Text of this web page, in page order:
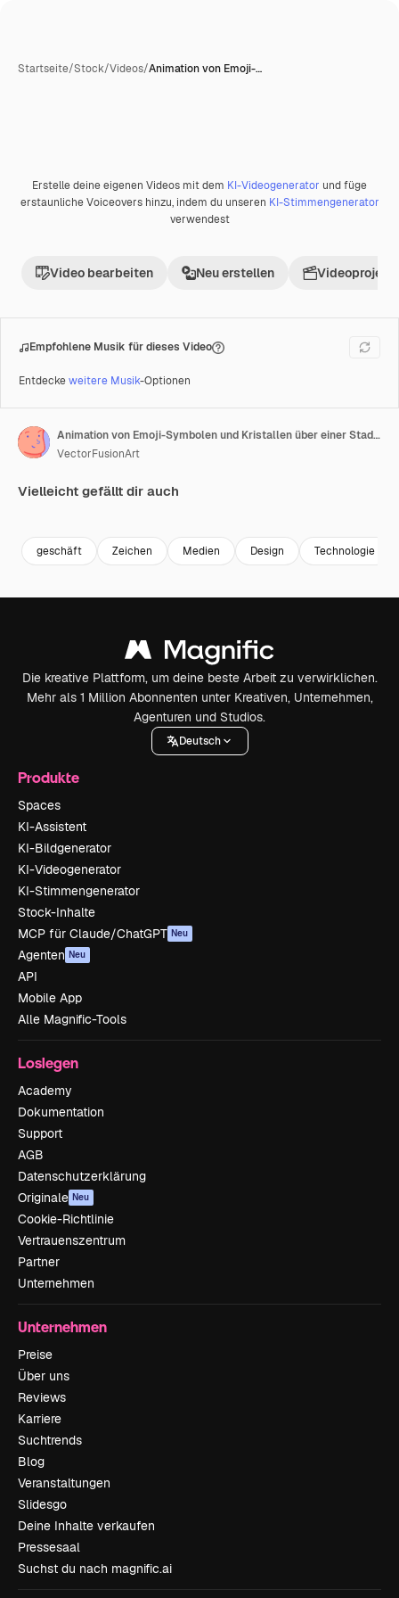
Startseite/Stock/Videos/Animation von Emoji-…
PremiumKI-generiert
Erstelle deine eigenen Videos mit dem KI-Videogenerator und füge
erstaunliche Voiceovers hinzu, indem du unseren KI-Stimmengenerator
verwendest
Video bearbeiten Neu erstellen Videoprojekt
Empfohlene Musik für dieses Video
Entdeckeweitere Musik-Optionen
Animation von Emoji-Symbolen und Kristallen über einer Stadtlandschaft
VectorFusionArt
Vielleicht gefällt dir auch
geschäft Zeichen Medien Design Technologie
Die kreative Plattform, um deine beste Arbeit zu verwirklichen.
Mehr als 1 Million Abonnenten unter Kreativen, Unternehmen,
Agenturen und Studios.
Deutsch
Produkte
Spaces
KI-Assistent
KI-Bildgenerator
KI-Videogenerator
KI-Stimmengenerator
Stock-Inhalte
MCP für Claude/ChatGPT Neu
Agenten Neu
API
Mobile App
Alle Magnific-Tools
Loslegen
Academy
Dokumentation
Support
AGB
Datenschutzerklärung
Originale Neu
Cookie-Richtlinie
Vertrauenszentrum
Partner
Unternehmen
Unternehmen
Preise
Über uns
Reviews
Karriere
Suchtrends
Blog
Veranstaltungen
Slidesgo
Deine Inhalte verkaufen
Pressesaal
Suchst du nach magnific.ai